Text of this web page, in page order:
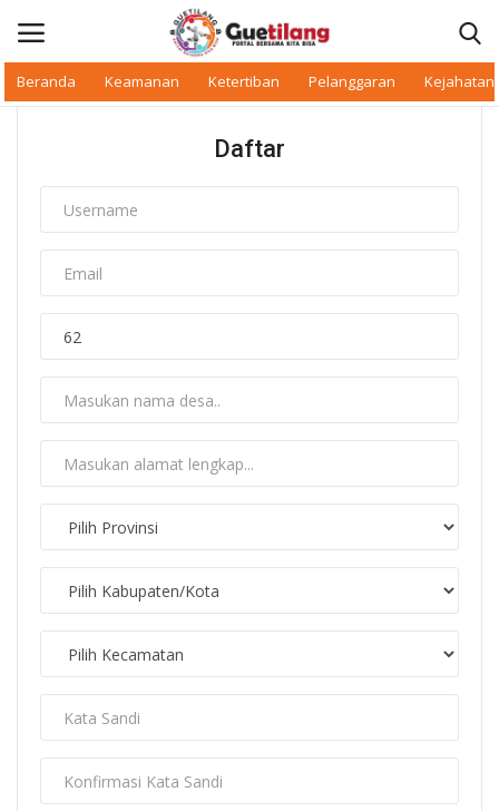
Beranda Keamanan Ketertiban Pelanggaran Kejahatan
Daerah
Makan Bergizi
Pelanggaran
Ketertiban
Keamanan
Kejahatan
Cybers Event
UMKM & Ekonomi Kreatif
Pekerja Migran Indonesia
Daftar